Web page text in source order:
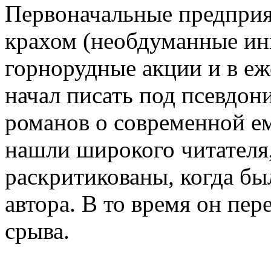
Первоначальные
крахом (необдуманные
горнорудные акции и в
начал писать под
романов о современной
нашли широкого
раскритикованы, когда
автора. В то время он
срыва.